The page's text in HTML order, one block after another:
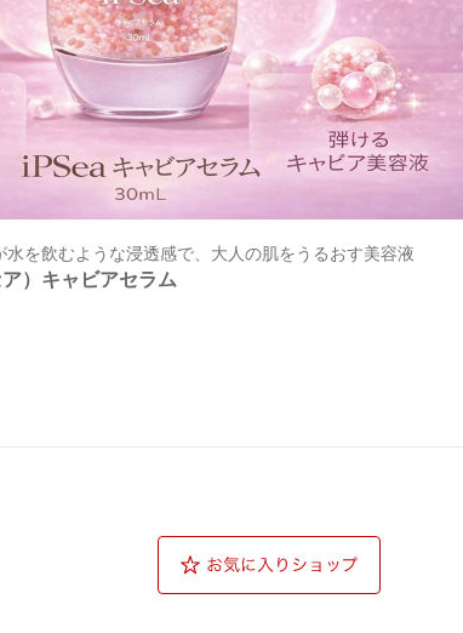
を飲むような浸透感で、大人の肌をうるおす美容液
）キャビアセラム